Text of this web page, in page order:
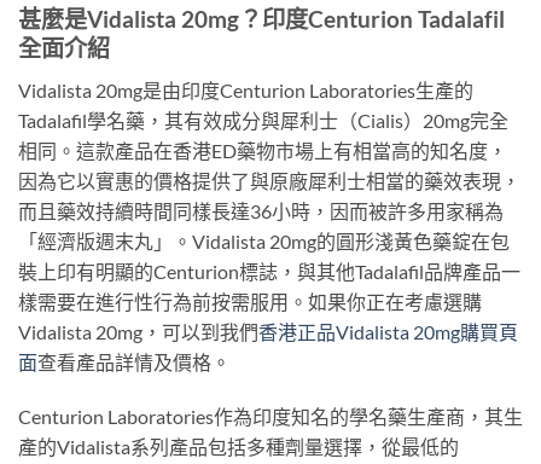
甚麼是Vidalista 20mg？印度Centurion Tadalafil
全面介紹
Vidalista 20mg是由印度Centurion Laboratories生產的
Tadalafil學名藥，其有效成分與犀利士（Cialis）20mg完全
相同。這款產品在香港ED藥物市場上有相當高的知名度，
因為它以實惠的價格提供了與原廠犀利士相當的藥效表現，
而且藥效持續時間同樣長達36小時，因而被許多用家稱為
「經濟版週末丸」。Vidalista 20mg的圓形淺黃色藥錠在包
裝上印有明顯的Centurion標誌，與其他Tadalafil品牌產品一
樣需要在進行性行為前按需服用。如果你正在考慮選購
Vidalista 20mg，可以到我們香港正品Vidalista 20mg購買頁
面查看產品詳情及價格。
Centurion Laboratories作為印度知名的學名藥生產商，其生
產的Vidalista系列產品包括多種劑量選擇，從最低的